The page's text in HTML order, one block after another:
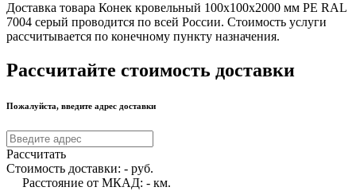
Доставка товара Конек кровельный 100х100х2000 мм PE RAL
7004 серый проводится по всей России. Стоимость услуги
рассчитывается по конечному пункту назначения.
Рассчитайте стоимость доставки
Пожалуйста, введите адрес доставки
Рассчитать
Стоимость доставки: - руб.
Расстояние от МКАД: - км.